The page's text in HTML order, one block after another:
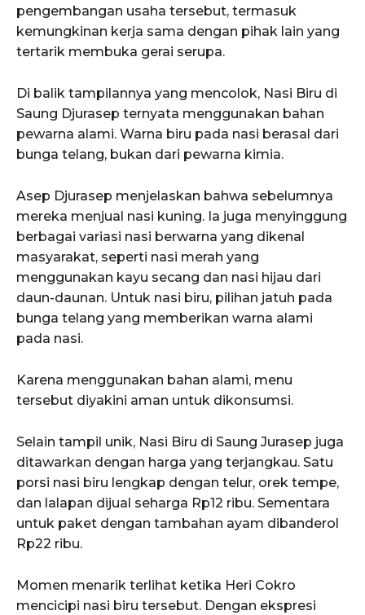
pengembangan usaha tersebut, termasuk
kemungkinan kerja sama dengan pihak lain yang
tertarik membuka gerai serupa.
Di balik tampilannya yang mencolok, Nasi Biru di
Saung Djurasep ternyata menggunakan bahan
pewarna alami. Warna biru pada nasi berasal dari
bunga telang, bukan dari pewarna kimia.
Asep Djurasep menjelaskan bahwa sebelumnya
mereka menjual nasi kuning. Ia juga menyinggung
berbagai variasi nasi berwarna yang dikenal
masyarakat, seperti nasi merah yang
menggunakan kayu secang dan nasi hijau dari
daun-daunan. Untuk nasi biru, pilihan jatuh pada
bunga telang yang memberikan warna alami
pada nasi.
Karena menggunakan bahan alami, menu
tersebut diyakini aman untuk dikonsumsi.
Selain tampil unik, Nasi Biru di Saung Jurasep juga
ditawarkan dengan harga yang terjangkau. Satu
porsi nasi biru lengkap dengan telur, orek tempe,
dan lalapan dijual seharga Rp12 ribu. Sementara
untuk paket dengan tambahan ayam dibanderol
Rp22 ribu.
Momen menarik terlihat ketika Heri Cokro
mencicipi nasi biru tersebut. Dengan ekspresi